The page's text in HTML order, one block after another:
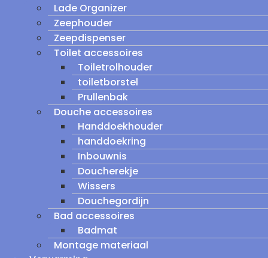
Lade Organizer
Zeephouder
Zeepdispenser
Toilet accessoires
Toiletrolhouder
toiletborstel
Prullenbak
Douche accessoires
Handdoekhouder
handdoekring
Inbouwnis
Doucherekje
Wissers
Douchegordijn
Bad accessoires
Badmat
Montage materiaal